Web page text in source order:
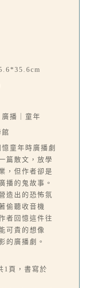
播｜童年
館
童年時廣播劇
篇散文，放學
，但作者卻是
播的鬼故事。
造出的恐怖氛
偷聽收音機
者回憶這件往
可貴的想像
的廣播劇。
1頁，書寫於